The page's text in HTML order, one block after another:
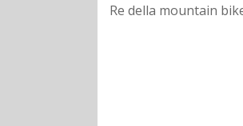
Re della mountain